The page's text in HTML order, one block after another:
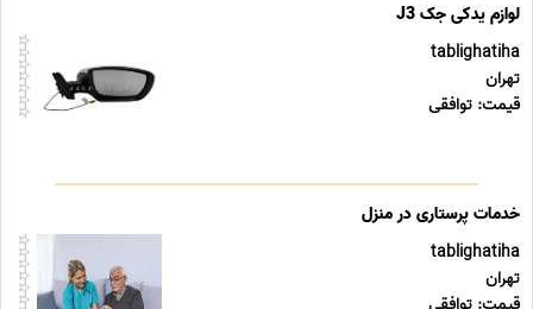
لوازم یدکی جک J3
tablighatiha
تهران
قیمت: توافقی
خدمات پرستاری در منزل
tablighatiha
تهران